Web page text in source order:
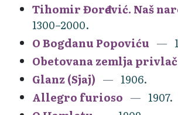
Tihomir Đorđević. Naš
1300–2000.
O Bogdanu Popoviću
Obetovana zemlja
Glanz (Sjaj)
1906.
Allegro furioso
1907.